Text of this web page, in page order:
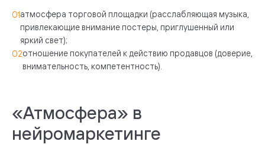
атмосфера торговой площадки (расслабляющая музыка,
привлекающие внимание постеры, приглушенный или
яркий свет);
отношение покупателей к действию продавцов (доверие,
внимательность, компетентность).
«Атмосфера» в
нейромаркетинге